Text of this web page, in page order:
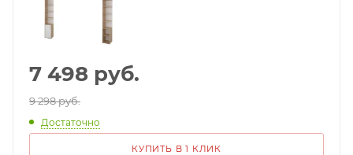
7 498 руб.
9 298 руб.
Достаточно
КУПИТЬ В 1 КЛИК